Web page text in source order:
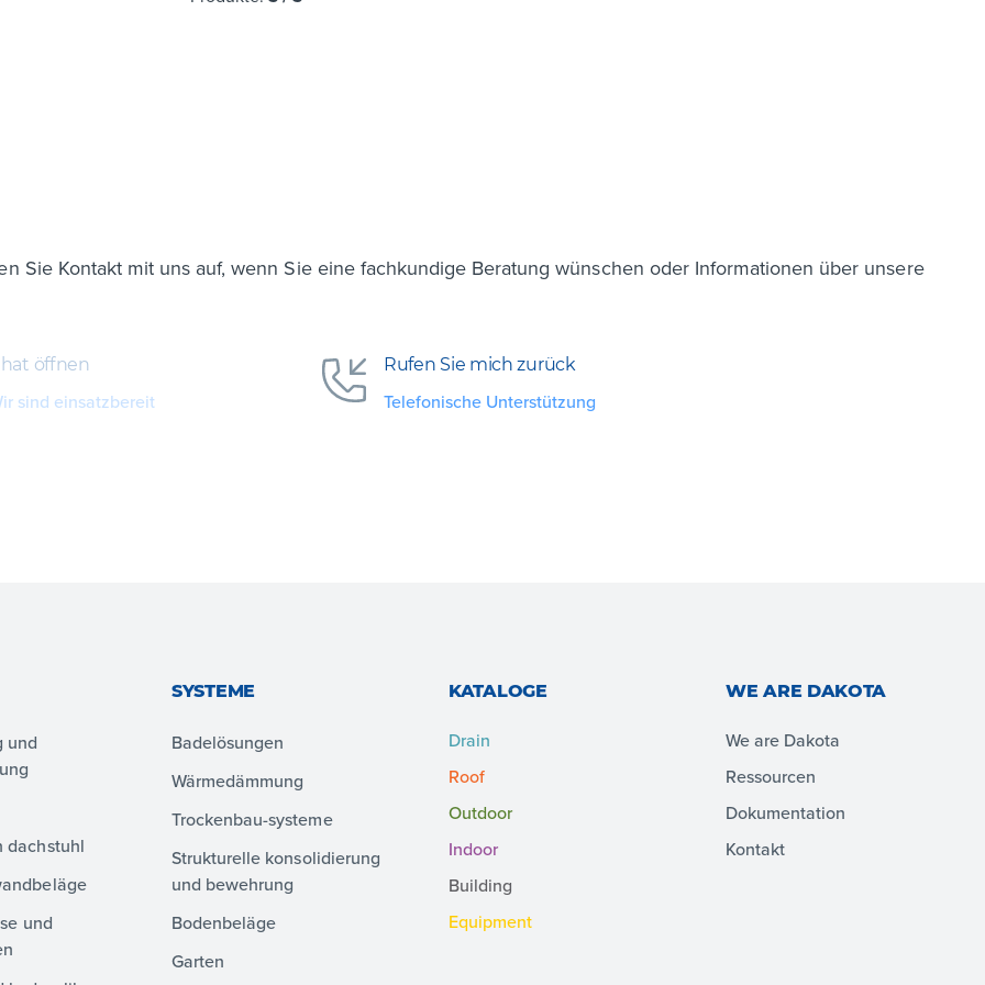
Sie Kontakt mit uns auf, wenn Sie eine fachkundige Beratung wünschen oder Informationen über unsere
öffnen
sind einsatzbereit
Rufen Sie mich zurück
Telefonische Unterstützung
und
dachstuhl
und
SYSTEME
Badelösungen
Wärmedämmung
Trockenbau-systeme
Strukturelle konsolidierung
und bewehrung
Bodenbeläge
Garten
KATALOGE
Drain
Roof
Outdoor
Indoor
Building
Equipment
WE ARE DAKOTA
We are Dakota
Ressourcen
Dokumentation
Kontakt